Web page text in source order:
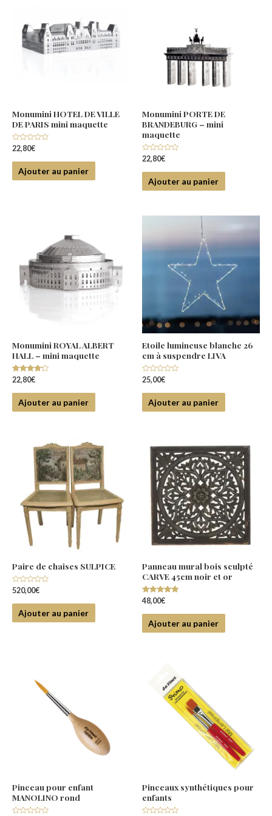
Monumini HOTEL DE VILLE
DE PARIS mini maquette
Note
sur
22,80€
Ajouter au panier
Monumini PORTE DE
BRANDEBURG – mini
maquette
Note
sur
22,80€
Ajouter au panier
Monumini ROYAL ALBERT
HALL – mini maquette
Note
4.00
sur 5
22,80€
Ajouter au panier
Etoile lumineuse blanche 26
cm à suspendre LIVA
Note
sur
25,00€
Ajouter au panier
Paire de chaises SULPICE
Note
sur
520,00€
Ajouter au panier
Panneau mural bois sculpté
CARVE 45cm noir et or
Note
5.00
sur 5
48,00€
Ajouter au panier
Pinceau pour enfant
MANOLINO rond
Pinceaux synthétiques pour
enfants